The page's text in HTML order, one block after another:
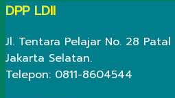
DPP LDII
Jl. Tentara Pelajar No. 28 Patal
Jakarta Selatan.
Telepon: 0811-8604544